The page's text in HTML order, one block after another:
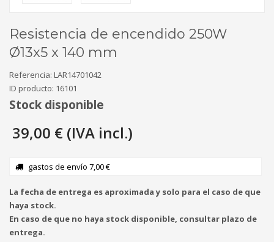
Resistencia de encendido 250W
Ø13x5 x 140 mm
Referencia: LAR14701042
ID producto: 16101
Stock disponible
39,00 € (IVA incl.)
gastos de envío 7,00 €
La fecha de entrega es aproximada y solo para el caso de que
haya stock.
En caso de que no haya stock disponible, consultar plazo de
entrega.